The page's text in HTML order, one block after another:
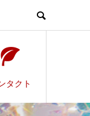
タクト